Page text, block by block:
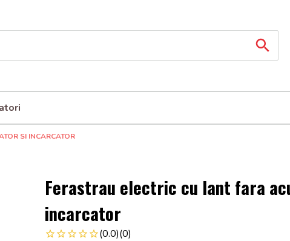
SI INCARCATOR
Ferastrau electric cu lant fara
incarcator
(0.0)(0)